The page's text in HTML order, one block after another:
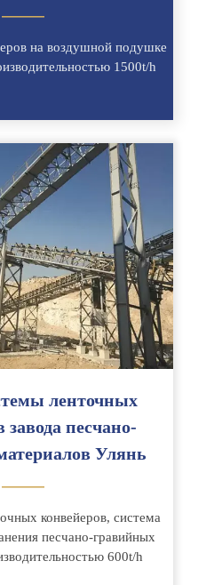
———
на воздушной подушке
1500t/h
ленточных
завода песчано-
Улянь
———
конвейеров, система
песчано-гравийных
600t/h